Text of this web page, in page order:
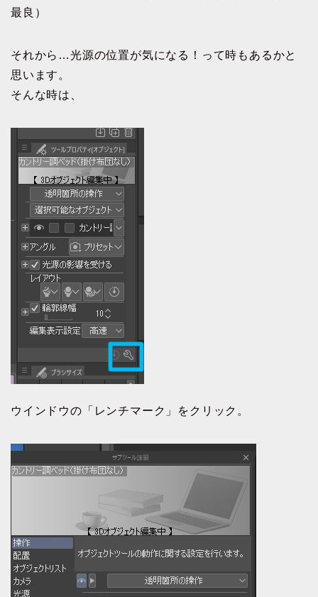
最良）
それから…光源の位置が気になる！って時もあるかと
思います。
そんな時は、
ウインドウの「レンチマーク」をクリック。